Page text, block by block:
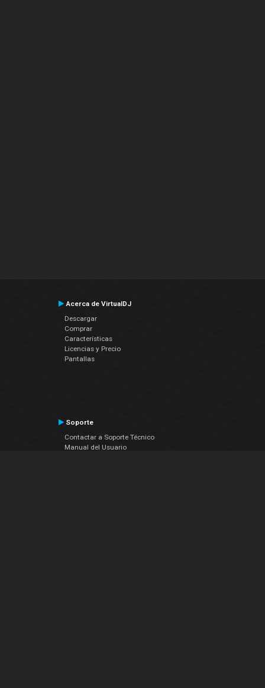
Acerca de VirtualDJ
Descargar
Comprar
Características
Licencias y Precio
Pantallas
Soporte
Contactar a Soporte Técnico
Manual del Usuario